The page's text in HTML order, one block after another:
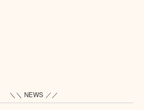
＼＼ NEWS ／／